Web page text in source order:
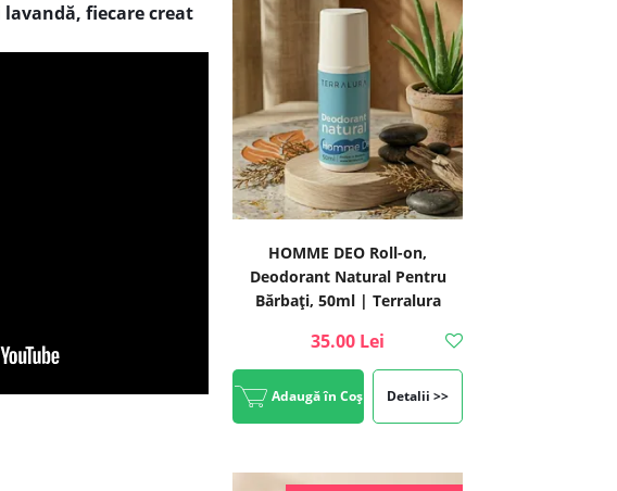
fiecare creat
HOMME DEO Roll-on,
Deodorant Natural Pentru
Bărbați, 50ml | Terralura
35.00 Lei
Adaugă în Coș Detalii >>